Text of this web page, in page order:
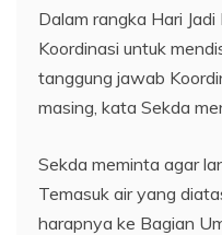
Dalam rangka Hari
Koordinasi untuk
tanggung jawab
masing, kata Sekda
Sekda meminta agar
Temasuk air yang
harapnya ke Bagian